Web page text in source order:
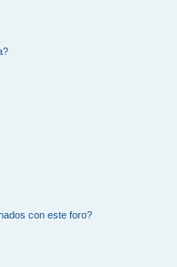
con este foro?